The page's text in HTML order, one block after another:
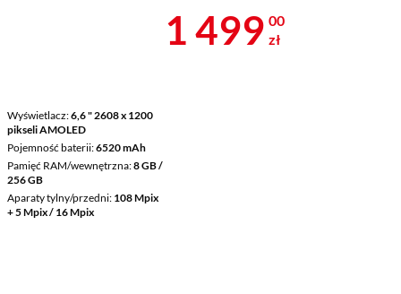
Wyświetlacz 6,6 " 2608 x 1200
pikseli AMOLED
Pojemność baterii 6520 mAh
Pamięć RAM/wewnętrzna 8 GB /
256 GB
Aparaty tylny/przedni 108 Mpix
+ 5 Mpix / 16 Mpix
Cena 1 499 zł
1 499 00
zł